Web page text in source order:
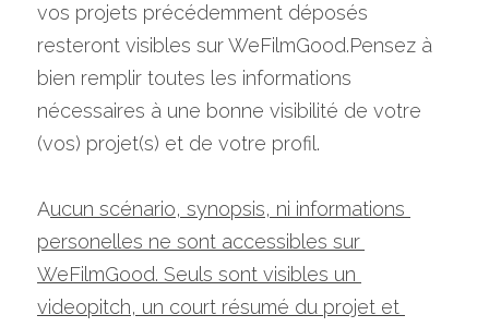
vos projets précédemment déposés
resteront visibles sur WeFilmGood.Pensez à
bien remplir toutes les informations
nécessaires à une bonne visibilité de votre
Aucun scénario, synopsis, ni informations
personelles ne sont accessibles sur
WeFilmGood. Seuls sont visibles un
videopitch, un court résumé du projet et